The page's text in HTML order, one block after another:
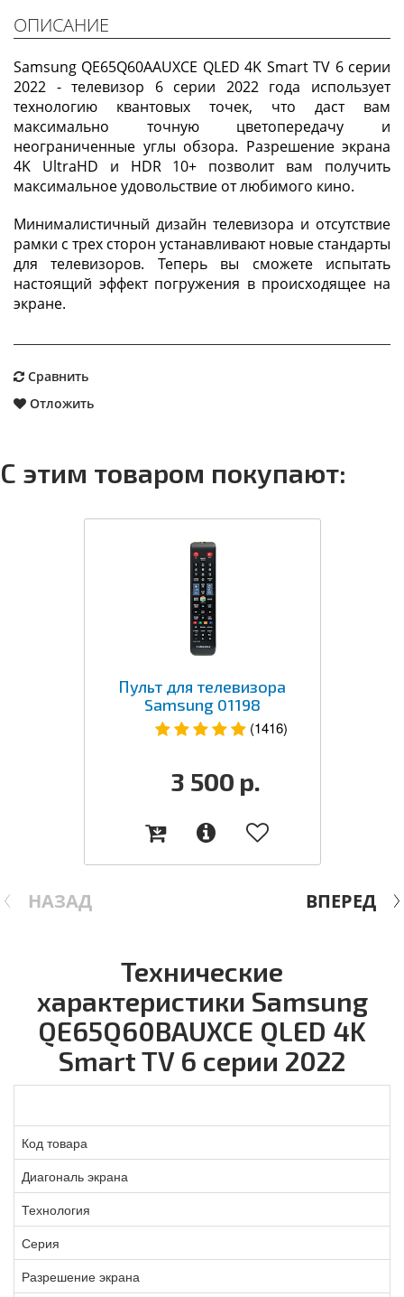
ОПИСАНИЕ
Samsung QE65Q60AAUXCE QLED 4K Smart TV 6 серии
2022 - телевизор 6 серии 2022 года использует
технологию квантовых точек, что даст вам
максимально точную цветопередачу и
неограниченные углы обзора. Разрешение экрана
4K UltraHD и HDR 10+ позволит вам получить
максимальное удовольствие от любимого кино.
Минималистичный дизайн телевизора и отсутствие
рамки с трех сторон устанавливают новые стандарты
для телевизоров. Теперь вы сможете испытать
настоящий эффект погружения в происходящее на
экране.
Сравнить
Отложить
С этим товаром покупают:
НАЗАД
Пульт для телевизора
Samsung 01198
(1416)
3 500 р.
ВПЕРЕД
Технические
характеристики Samsung
QE65Q60BAUXCE QLED 4K
Smart TV 6 серии 2022
Код товара
Диагональ экрана
Технология
Серия
Разрешение экрана